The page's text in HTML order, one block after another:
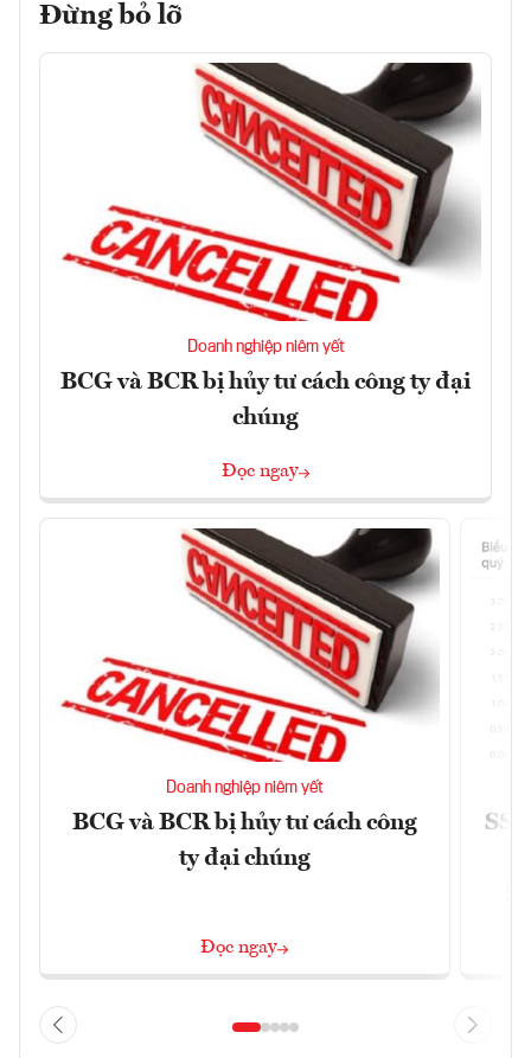
Đừng bỏ lỡ
Doanh nghiệp niêm yết
BCG và BCR bị hủy tư cách công ty đại
chúng
Đọc ngay
Doanh nghiệp niêm yết
BCG và BCR bị hủy tư cách công
ty đại chúng
Đọc ngay
SSI